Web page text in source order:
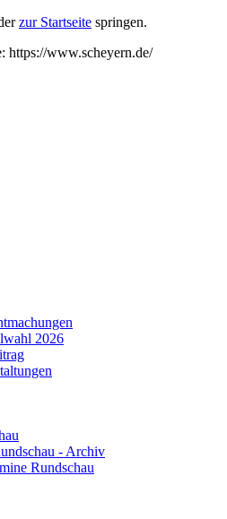
zur Startseite springen.
https://www.scheyern.de/
2026
- Archiv
Rundschau